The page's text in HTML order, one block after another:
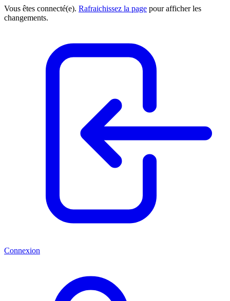
Vous êtes connecté(e). Rafraichissez la page pour afficher les
changements.
Connexion